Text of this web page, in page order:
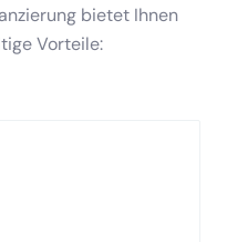
bietet Ihnen
Vorteile: